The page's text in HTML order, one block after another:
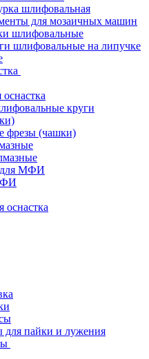
шлифовальная
для мозаичных машин
шлифовальные
шлифовальные на липучке
круги
фрезы (чашки)
для МФИ
оснастка
пайки и лужения